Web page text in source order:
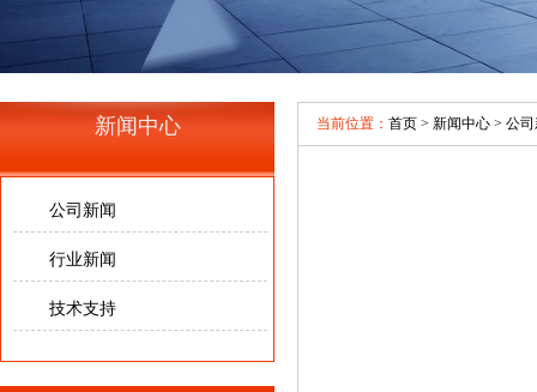
新闻中心
公司新闻
行业新闻
技术支持
当前位置： 首页 > 新闻中心 > 公